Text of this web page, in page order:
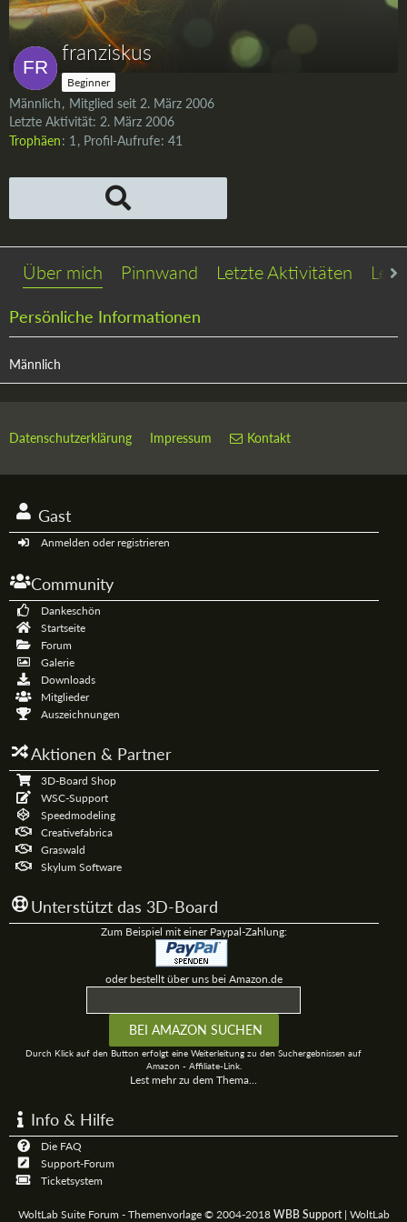
franziskus
Beginner
Männlich
Mitglied seit 2. März 2006
Letzte Aktivität: 2. März 2006
Trophäen
1 Profil-Aufrufe 41
Über mich Pinnwand Letzte Aktivitäten
Persönliche Informationen
Männlich
Datenschutzerklärung Impressum Kontakt
Gast
Anmelden oder registrieren
Community
Dankeschön
Startseite
Forum
Galerie
Downloads
Mitglieder
Auszeichnungen
Aktionen & Partner
3D-Board Shop
WSC-Support
Speedmodeling
Creativefabrica
Graswald
Skylum Software
Unterstützt das 3D-Board
Zum Beispiel mit einer Paypal-Zahlung:
oder bestellt über uns bei Amazon.de
Durch Klick auf den Button erfolgt eine Weiterleitung zu den Suchergebnissen auf
Amazon - Affiliate-Link.
Lest mehr zu dem Thema...
Info & Hilfe
Die FAQ
Support-Forum
Ticketsystem
WoltLab Suite Forum - Themenvorlage © 2004-2018 WBB Support| WoltLab